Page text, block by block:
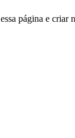
página e criar